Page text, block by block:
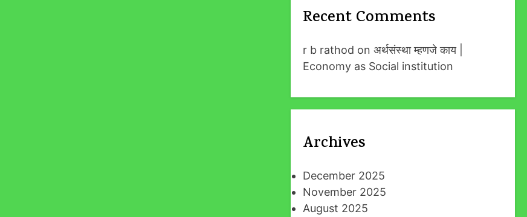
Recent Comments
r b rathod on अर्थसंस्था म्हणजे काय |
Economy as Social institution
Archives
December 2025
November 2025
August 2025